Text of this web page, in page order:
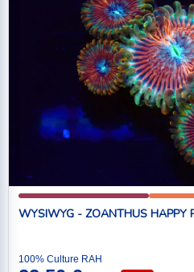
WYSIWYG - ZOANTHUS HAPPY
100% Culture RAH